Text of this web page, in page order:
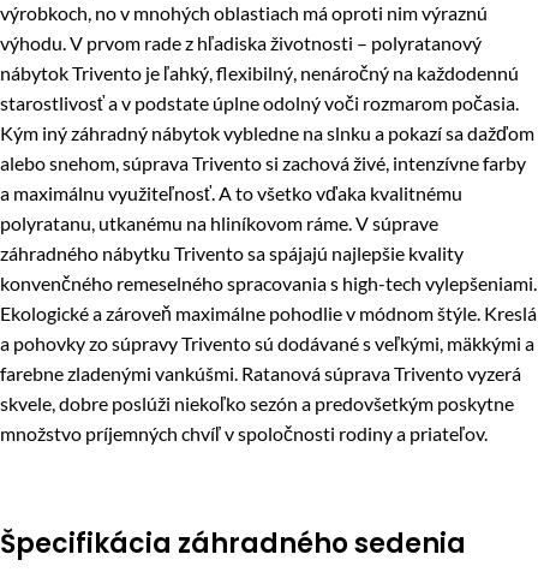
výrobkoch, no v mnohých oblastiach má oproti nim výraznú
výhodu. V prvom rade z hľadiska životnosti – polyratanový
nábytok Trivento je ľahký, flexibilný, nenáročný na každodennú
starostlivosť a v podstate úplne odolný voči rozmarom počasia.
Kým iný záhradný nábytok vybledne na slnku a pokazí sa dažďom
alebo snehom, súprava Trivento si zachová živé, intenzívne farby
a maximálnu využiteľnosť. A to všetko vďaka kvalitnému
polyratanu, utkanému na hliníkovom ráme. V súprave
záhradného nábytku Trivento sa spájajú najlepšie kvality
konvenčného remeselného spracovania s high-tech vylepšeniami.
Ekologické a zároveň maximálne pohodlie v módnom štýle. Kreslá
a pohovky zo súpravy Trivento sú dodávané s veľkými, mäkkými a
farebne zladenými vankúšmi. Ratanová súprava Trivento vyzerá
skvele, dobre poslúži niekoľko sezón a predovšetkým poskytne
množstvo príjemných chvíľ v spoločnosti rodiny a priateľov.
Špecifikácia záhradného sedenia